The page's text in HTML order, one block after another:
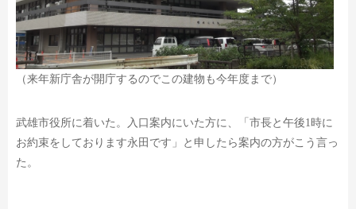
（来年新庁舎が開庁するのでこの建物も今年度まで）
武雄市役所に着いた。入口案内にいた方に、
「市長と午後1時に
お約束をしております永田です」と申したら案内の方がこう言っ
た。